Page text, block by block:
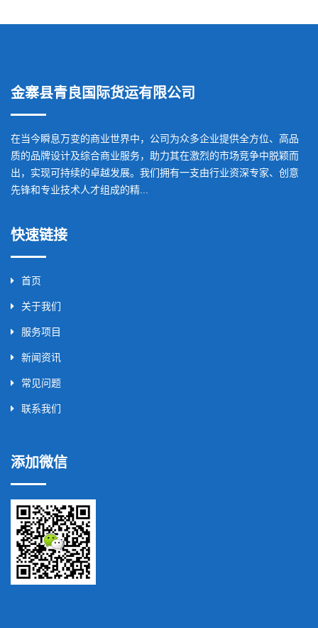
金寨县青良国际货运有限公司
在当今瞬息万变的商业世界中，公司为众多企业提供全方位、高品
质的品牌设计及综合商业服务，助力其在激烈的市场竞争中脱颖而
出，实现可持续的卓越发展。我们拥有一支由行业资深专家、创意
先锋和专业技术人才组成的精...
快速链接
首页
关于我们
服务项目
新闻资讯
常见问题
联系我们
添加微信